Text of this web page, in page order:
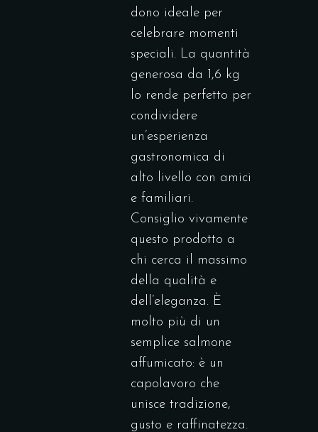
dono ideale per
celebrare momenti
speciali. La quantità
generosa da 1,6 kg
lo rende perfetto per
condividere
un’esperienza
gastronomica di
alto livello con amici
e familiari.
Consiglio vivamente
questo prodotto a
chi cerca il massimo
della qualità e
dell’eleganza. È
molto più di un
semplice salmone
affumicato: è un
capolavoro che
unisce tradizione,
gusto e raffinatezza.